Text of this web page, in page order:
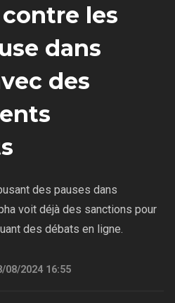
les
dans
des
des pauses dans
voit déjà des sanctions pour
des débats en ligne.
08/2024 16:55